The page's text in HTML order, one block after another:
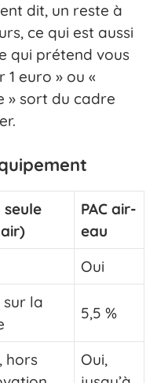
dit, un reste à
ce qui est aussi
qui prétend vous
1 euro » ou «
» sort du cadre
seule
PAC air-
eau
Oui
sur la
5,5 %
hors
Oui,